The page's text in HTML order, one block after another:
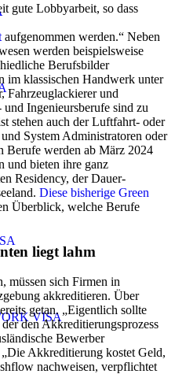
VISA
gute Lobbyarbeit, so dass
aufgenommen werden.“ Neben
werden beispielsweise
Berufsbilder
im klassischen Handwerk unter
Fahrzeuglackierer und
Ingenieursberufe sind zu
stehen auch der Luftfahrt- oder
System Administratoren oder
Berufe werden ab März 2024
und bieten ihre ganz
Residency, der Dauer-
Diese bisherige Green
Überblick, welche Berufe
liegt lahm
müssen sich Firmen in
akkreditieren. Über
getan. „Eigentlich sollte
den Akkreditierungsprozess
Bewerber
Akkreditierung kostet Geld,
nachweisen, verpflichtet